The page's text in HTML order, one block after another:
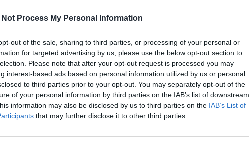
Not Process My Personal Information
out of the sale, sharing to third parties, or processing of your personal or
for targeted advertising by us, please use the below opt-out section to
Please note that after your opt-out request is processed you may
interest-based ads based on personal information utilized by us or personal
to third parties prior to your opt-out. You may separately opt-out of the
of your personal information by third parties on the IAB’s list of downstream
information may also be disclosed by us to third parties on the IAB’s List of
that may further disclose it to other third parties.